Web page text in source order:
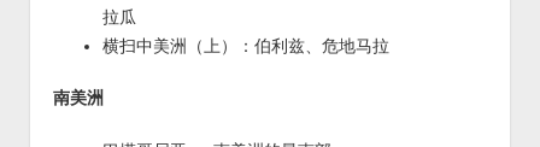
拉瓜
横扫中美洲（上）：伯利兹、危地马拉
南美洲